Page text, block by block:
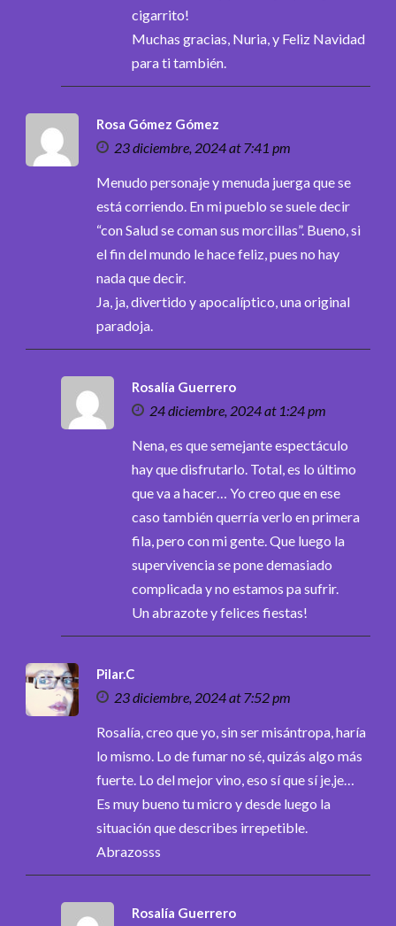
cigarrito!
Muchas gracias, Nuria, y Feliz Navidad
para ti también.
Rosa Gómez Gómez
23 diciembre, 2024 at 7:41 pm
Menudo personaje y menuda juerga que se
está corriendo. En mi pueblo se suele decir
“con Salud se coman sus morcillas”. Bueno, si
el fin del mundo le hace feliz, pues no hay
nada que decir.
Ja, ja, divertido y apocalíptico, una original
paradoja.
Rosalía Guerrero
24 diciembre, 2024 at 1:24 pm
Nena, es que semejante espectáculo
hay que disfrutarlo. Total, es lo último
que va a hacer… Yo creo que en ese
caso también querría verlo en primera
fila, pero con mi gente. Que luego la
supervivencia se pone demasiado
complicada y no estamos pa sufrir.
Un abrazote y felices fiestas!
Pilar.C
23 diciembre, 2024 at 7:52 pm
Rosalía, creo que yo, sin ser misántropa, haría
lo mismo. Lo de fumar no sé, quizás algo más
fuerte. Lo del mejor vino, eso sí que sí je,je…
Es muy bueno tu micro y desde luego la
situación que describes irrepetible.
Abrazosss
Rosalía Guerrero